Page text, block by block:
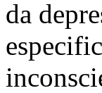
da